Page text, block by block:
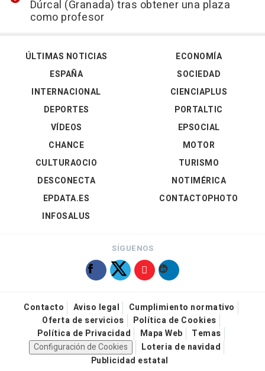
Dúrcal (Granada) tras obtener una plaza
como profesor
ÚLTIMAS NOTICIAS
ESPAÑA
INTERNACIONAL
DEPORTES
VÍDEOS
ECONOMÍA
SOCIEDAD
CIENCIAPLUS
PORTALTIC
EPSOCIAL
CHANCE
CULTURAOCIO
DESCONECTA
EPDATA.ES
INFOSALUS
MOTOR
TURISMO
NOTIMÉRICA
CONTACTOPHOTO
SÍGUENOS
Contacto Aviso legal
Cumplimiento normativo
Oferta de servicios
Política de Cookies
Política de Privacidad
Mapa Web
Temas
Configuración de Cookies
Loteria de navidad
Publicidad estatal